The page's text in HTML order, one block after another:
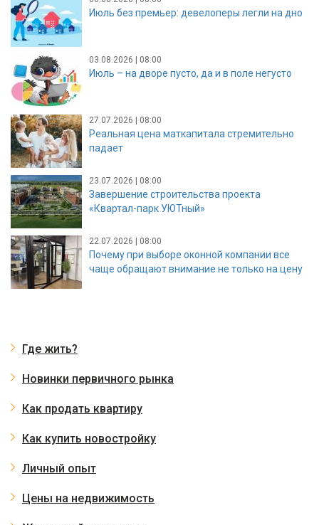
Июль без премьер: девелоперы легли на дно
03.08.2026 | 08:00
Июль – на дворе пусто, да и в поле негусто
27.07.2026 | 08:00
Реальная цена маткапитала стремительно
падает
23.07.2026 | 08:00
Завершение строительства проекта
«Квартал-парк УЮТный»
22.07.2026 | 08:00
Почему при выборе оконной компании все
чаще обращают внимание не только на цену
Где жить?
Новинки первичного рынка
Как продать квартиру
Как купить новостройку
Личный опыт
Цены на недвижимость